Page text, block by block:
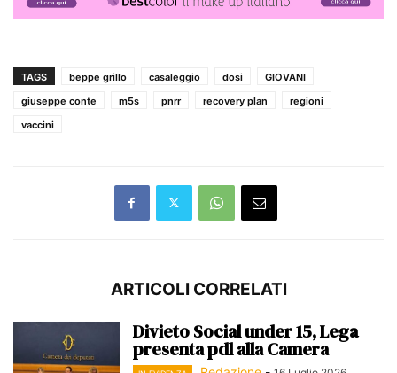
TAGS beppe grillo casaleggio dosi
GIOVANI
giuseppe conte
m5s pnrr recovery plan
regioni
vaccini
ARTICOLI CORRELATI
Divieto Social under 15, Lega
presenta pdl alla Camera